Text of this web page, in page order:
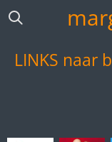
Ga
deLINKS naar